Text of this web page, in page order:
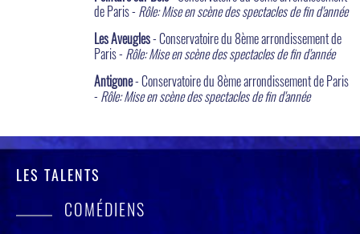
de Paris - Rôle: Mise en scène des spectacles de fin d'année
Les Aveugles- Conservatoire du 8ème arrondissement de
Paris - Rôle: Mise en scène des spectacles de fin d'année
Antigone- Conservatoire du 8ème arrondissement de Paris
- Rôle: Mise en scène des spectacles de fin d'année
LES TALENTS
COMÉDIENS